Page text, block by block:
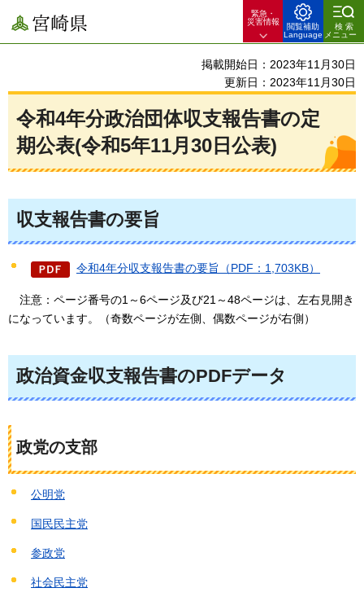
宮崎県
緊急・
災害情報
閲覧補助
Language
検索
メニュー
掲載開始日：2023年11月30日
更新日：2023年11月30日
令和4年分政治団体収支報告書の定
期公表(令和5年11月30日公表)
収支報告書の要旨
令和4年分収支報告書の要旨（PDF：1,703KB）
注意 ：ページ番号の1～6ページ及び21～48ページは、左右見開き
になっています。（奇数ページが左側、偶数ページが右側）
政治資金収支報告書のPDFデータ
政党の支部
公明党
国民民主党
参政党
社会民主党